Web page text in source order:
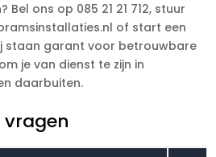
Bel ons op 085 21 21 712, stuur
of start een
staan garant voor betrouwbare
je van dienst te zijn in
daarbuiten.
vragen